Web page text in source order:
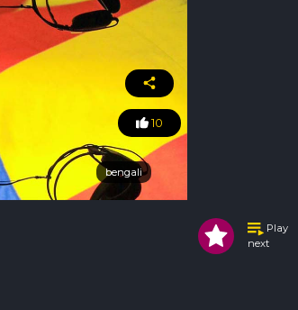
10
bengali
bengali
Play
next